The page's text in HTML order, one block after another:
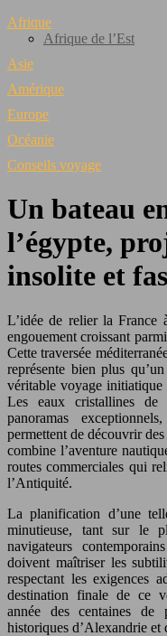
Afrique
Afrique de l’Est
Asie
Amérique
Europe
Océanie
Conseils voyage
Un bateau
l’égypte,
insolite et
L’idée de relier la France
engouement croissant
Cette traversée
représente bien plus
véritable voyage initiatique
Les eaux cristallines de
panoramas
permettent de découvrir
combine l’aventure
routes commerciales qui
l’Antiquité.
La planification d’une
minutieuse, tant sur le
navigateurs
doivent maîtriser les
respectant les exigences
destination finale de ce
année des centaines de
historiques d’Alexandrie et